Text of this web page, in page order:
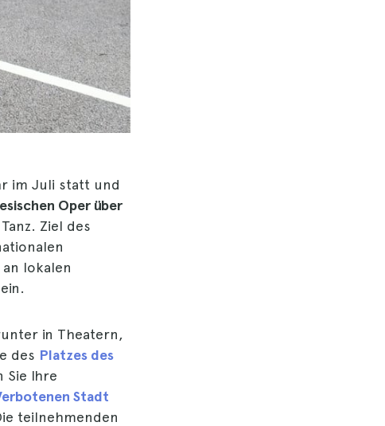
im Juli statt und
Oper über
Ziel des
lokalen
in Theatern,
des Platzes des
Sie Ihre
Stadt
teilnehmenden